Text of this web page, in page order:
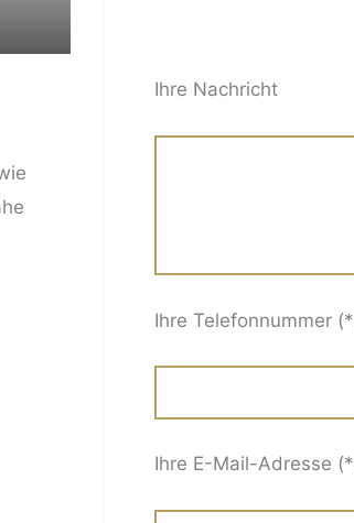
Ihre Nachricht
Ihre Telefonnummer
Ihre E-Mail-Adresse